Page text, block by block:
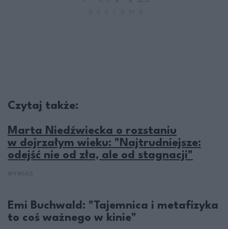
Czytaj także:
Marta Niedźwiecka o rozstaniu
w dojrzałym wieku: "Najtrudniejsze:
odejść nie od zła, ale od stagnacji"
Emi Buchwald: "Tajemnica i metafizyka
to coś ważnego w kinie"